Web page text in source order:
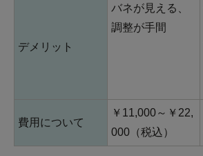
デメリット
バネが見える、
調整が手間
費用について
￥11,000～￥22,
000（税込）